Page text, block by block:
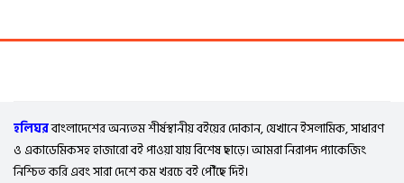
হলিঘরবাংলাদেশের অন্যতম শীর্ষস্থানীয় বইয়ের দোকান, যেখানে ইসলামিক, সাধারণ
ও একাডেমিকসহ হাজারো বই পাওয়া যায় বিশেষ ছাড়ে। আমরা নিরাপদ প্যাকেজিং
নিশ্চিত করি এবং সারা দেশে কম খরচে বই পৌঁছে দিই।